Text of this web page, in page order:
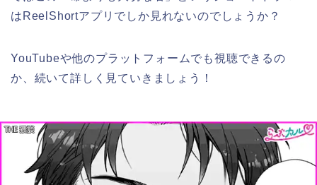
はReelShortアプリでしか見れないのでしょうか？
YouTubeや他のプラットフォームでも視聴できるの
か、続いて詳しく見ていきましょう！